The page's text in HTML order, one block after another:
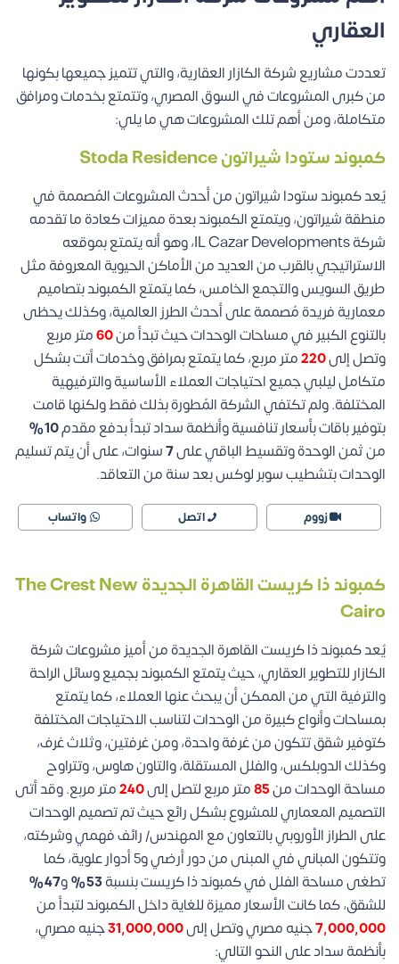
العقاري
تعددت مشاريع شركة الكازار العقارية، والتي تتميز جميعها بكونها
من كبرى المشروعات في السوق المصري، وتتمتع بخدمات ومرافق
متكاملة، ومن أهم تلك المشروعات هي ما يلي:
كمبوند ستودا شيراتونStoda Residence
يُعدكمبوند ستودا شيراتونمن أحدث المشروعات المُصممة في
منطقة شيراتون، ويتمتع الكمبوند بعدة مميزات كعادة ما تقدمه
شركة IL Cazar Developments، وهو أنه يتمتع بموقعه
الاستراتيجي بالقرب من العديد من الأماكن الحيوية المعروفة مثل
طريق السويس والتجمع الخامس، كما يتمتع الكمبوند بتصاميم
معمارية فريدة مُصممة على أحدث الطرز العالمية، وكذلك يحظى
بالتنوع الكبير في مساحات الوحدات حيث تبدأ من60متر مربع
وتصل إلى220متر مربع، كما يتمتع بمرافق وخدمات أتت بشكل
متكامل ليلبي جميع احتياجات العملاء الأساسية والترفيهية
المختلفة.ولم تكتفي الشركة المُطورة بذلك فقط ولكنها قامت
بتوفير باقات بأسعار تنافسية وأنظمة سداد تبدأ بدفع مقدم10%
من ثمن الوحدة وتقسيط الباقي على7سنوات، على أن يتم تسليم
الوحدات بتشطيب سوبر لوكس بعد سنة من التعاقد.
زووم اتصل واتساب
كمبوند ذا كريست
القاهرة الجديدة The Crest New
Cairo
يُعدكمبوند ذا كريستالقاهرة الجديدة من أميز مشروعات شركة
الكازار للتطوير العقاري، حيث يتمتع الكمبوند بجميع وسائل الراحة
والترفية التي من الممكن أن يبحث عنها العملاء، كما يتمتع
بمساحات وأنواع كبيرة من الوحدات لتناسب الاحتياجات المختلفة
كتوفير شقق تتكون من غرفة واحدة، ومن غرفتين، وثلاث غرف،
وكذلك الدوبلكس، والفلل المستقلة، والتاون هاوس، وتتراوح
مساحة الوحدات من85متر مربع لتصل إلى240متر مربع.وقد أتى
التصميم المعماري للمشروع بشكل رائع حيث تم تصميم الوحدات
على الطراز الأوروبي بالتعاون مع المهندس/ رائف فهمي وشركته،
وتتكون المباني في المبنى من دور أرضي و5 أدوار علوية، كما
تطغى مساحة الفلل في كمبوند ذا كريست بنسبة53% و47%
للشقق، كما كانت الأسعار مميزة للغاية داخل الكمبوند لتبدأ من
7,000,000جنيه مصري وتصل إلى31,000,000جنيه مصري،
بأنظمة سداد على النحو التالي: